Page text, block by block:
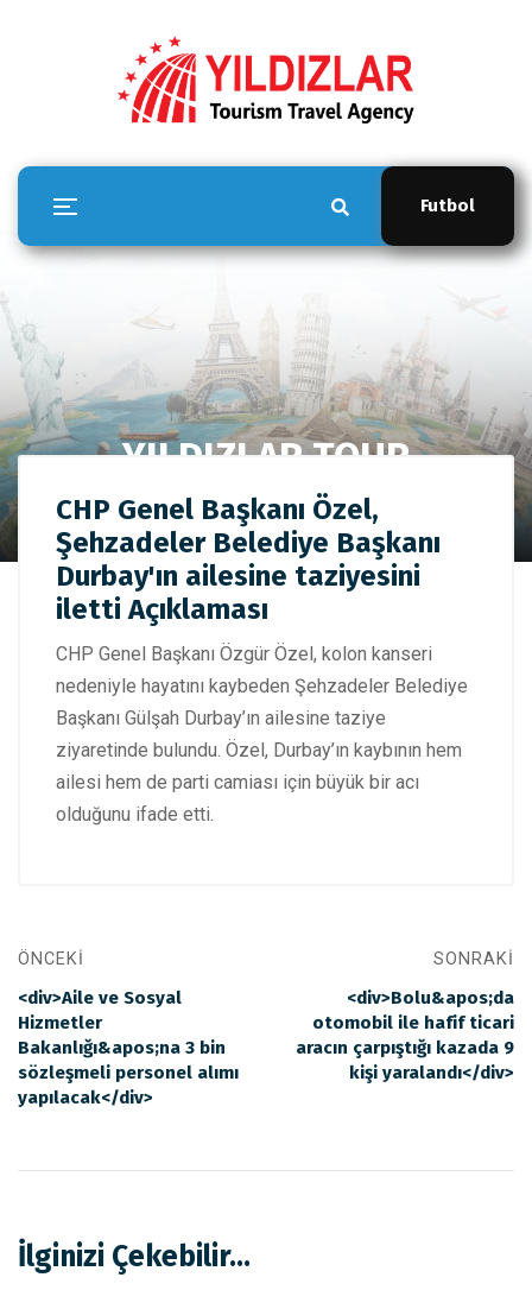
Futbol
YILDIZLAR TOUR
Anasayfa
YILDIZLAR TOUR
CHP Genel Başkanı Özel, Şehzadeler Belediye Başkanı
Durbay'ın ailesine taziyesini iletti Açıklaması
CHP Genel Başkanı Özel,
Şehzadeler Belediye Başkanı
Durbay'ın ailesine taziyesini
iletti Açıklaması
CHP Genel Başkanı Özgür Özel, kolon kanseri
nedeniyle hayatını kaybeden Şehzadeler Belediye
Başkanı Gülşah Durbay’ın ailesine taziye
ziyaretinde bulundu. Özel, Durbay’ın kaybının hem
ailesi hem de parti camiası için büyük bir acı
olduğunu ifade etti.
ÖNCEKI
<div>Aile ve Sosyal
Hizmetler
Bakanlığı&apos;na 3 bin
sözleşmeli personel alımı
yapılacak</div>
SONRAKI
<div>Bolu&apos;da
otomobil ile hafif ticari
aracın çarpıştığı kazada 9
kişi yaralandı</div>
İlginizi Çekebilir...